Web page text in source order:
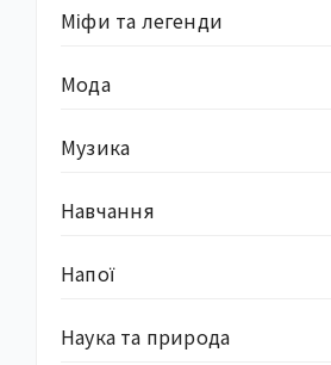
Міфи та легенди
Мода
Музика
Навчання
Напої
Наука та природа